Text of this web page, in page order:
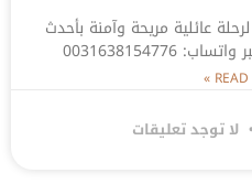
عائلية مريحة وآمنة بأحدث
READ
لا توجد تعليقات